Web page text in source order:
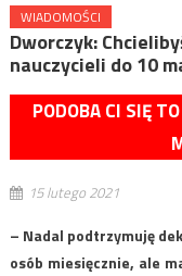
WIADOMOŚCI
Dworczyk:
nauczycieli do 10
PODOBA CI SIĘ
15 lutego 2021
– Nadal podtrzymuję
osób miesięcznie, ale